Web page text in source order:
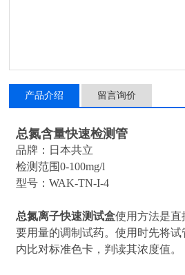
产品介绍 留言询价
总氮含量快速检测管
品牌：日本共立
检测范围0-100mg/l
型号：WAK-TN-I-4
总氮离子快速测试盒使用方法是直
要用量的调制试药。使用时先将
内比对标准色卡，判读其浓度值。